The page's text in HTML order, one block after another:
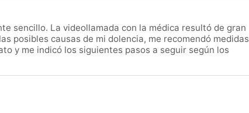
sencillo. La videollamada con la médica resultó de gran
posibles causas de mi dolencia, me recomendó medidas
y me indicó los siguientes pasos a seguir según los